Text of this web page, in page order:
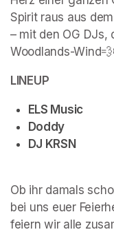
Spirit raus aus
– mit den OG DJs,
Woodlands-
(opens in a new tab)
LINEUP
ELS Music
Doddy
DJ KRSN
Ob ihr damals
bei uns euer
feiern wir alle